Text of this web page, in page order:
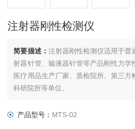
注射器刚性检测仪
简要描述： 注射器刚性检测仪适用于普
射器针管、输液器针管等产品刚性力学
医疗用品生产厂家、质检院所、第三方
科研院所等单位。
产品型号： MTS-02